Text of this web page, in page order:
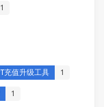
1
充值升级工具 1
1